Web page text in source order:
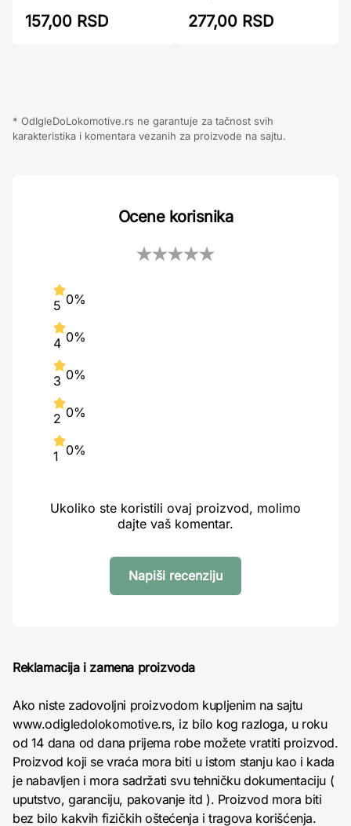
157,00 RSD 277,00 RSD
* OdIgleDoLokomotive.rs ne garantuje za tačnost svih
karakteristika i komentara vezanih za proizvode na sajtu.
Ocene korisnika
5 0%
4 0%
3 0%
2 0%
1 0%
Ukoliko ste koristili ovaj proizvod, molimo
dajte vaš komentar.
Napiši recenziju
Reklamacija i zamena proizvoda
Ako niste zadovoljni proizvodom kupljenim na sajtu
www.odigledolokomotive.rs, iz bilo kog razloga, u roku
od 14 dana od dana prijema robe možete vratiti proizvod.
Proizvod koji se vraća mora biti u istom stanju kao i kada
je nabavljen i mora sadržati svu tehničku dokumentaciju (
uputstvo, garanciju, pakovanje itd ). Proizvod mora biti
bez bilo kakvih fizičkih oštećenja i tragova korišćenja.